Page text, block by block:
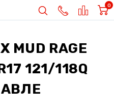
0
MUD RAGE
121/118Q